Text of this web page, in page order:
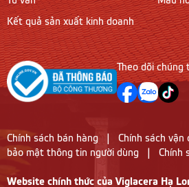
Kết quả sản xuất kinh doanh
Theo dõi chúng
Chính sách bán hàng Chính sách vận
bảo mật thông tin người dùng
Chính
Website chính thức của Viglacera Hạ